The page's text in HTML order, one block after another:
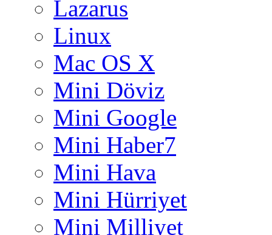
Lazarus
Linux
Mac OS X
Mini Döviz
Mini Google
Mini Haber7
Mini Hava
Mini Hürriyet
Mini Milliyet